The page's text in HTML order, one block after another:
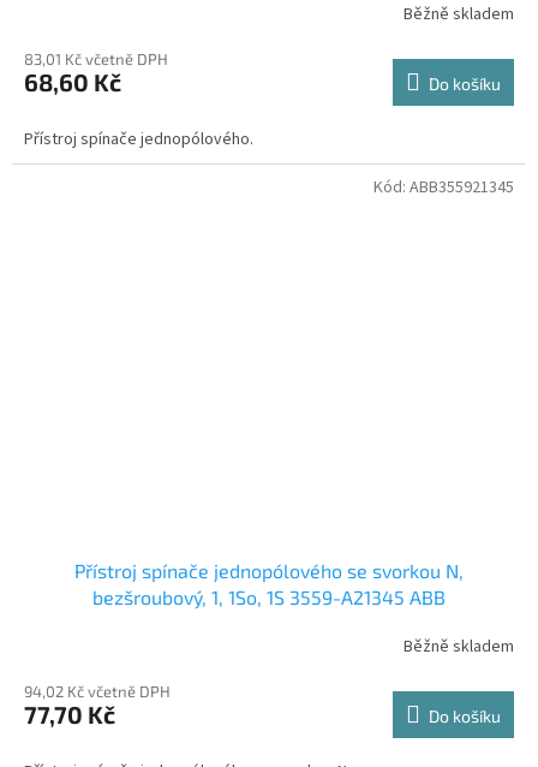
Běžně skladem
83,01 Kč včetně DPH
68,60 Kč Do košíku
Přístroj spínače jednopólového.
Přístroj spínače jednopólového se svorkou N,
bezšroubový, 1, 1So, 1S 3559-A21345 ABB
Běžně skladem
94,02 Kč včetně DPH
77,70 Kč Do košíku
Kód: ABB355921345